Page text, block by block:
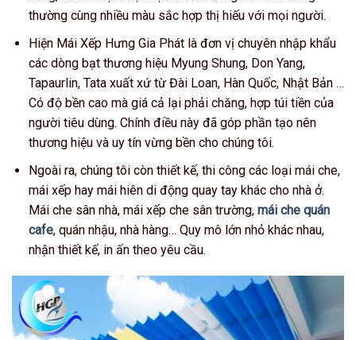
thường cùng nhiều màu sắc hợp thị hiếu với mọi người.
Hiện Mái Xếp Hưng Gia Phát là đơn vị chuyên nhập khẩu
các dòng bạt thương hiệu Myung Shung, Don Yang,
Tapau­rlin, Tata xuất xứ từ Đài Loan, Hàn Quốc, Nhật Bản …
Có độ bền cao mà giá cả lại phải chăng, hợp túi tiền của
người tiêu dùng. Chính điều này đã góp phần tạo nên
thương hiệu và uy tín vừng bền cho chúng tôi.
Ngoài ra, chúng tôi còn thiết kế, thi công các loại mái che,
mái xếp hay mái hiên di động quay tay khác cho nhà ở.
Mái che sân nhà, mái xếp che sân trường, mái che quán
cafe, quán nhậu, nhà hàng… Quy mô lớn nhỏ khác nhau,
nhận thiết kế, in ấn theo yêu cầu.